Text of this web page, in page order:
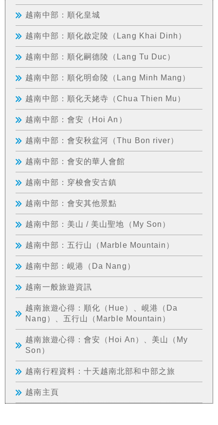
越南中部：順化皇城
越南中部：順化啟定陵（Lang Khai Dinh）
越南中部：順化嗣德陵（Lang Tu Duc）
越南中部：順化明命陵（Lang Minh Mang）
越南中部：順化天姥寺（Chua Thien Mu）
越南中部：會安（Hoi An）
越南中部：會安秋盆河（Thu Bon river）
越南中部：會安的華人會館
越南中部：穿梭會安古鎮
越南中部：會安其他景點
越南中部：美山 / 美山聖地（My Son）
越南中部：五行山（Marble Mountain）
越南中部：峴港（Da Nang）
越南一般旅遊資訊
越南旅遊心得：順化（Hue）、峴港（Da
Nang）、五行山（Marble Mountain）
越南旅遊心得：會安（Hoi An）、美山（My
Son）
越南行程資料：十天越南北部和中部之旅
越南主頁